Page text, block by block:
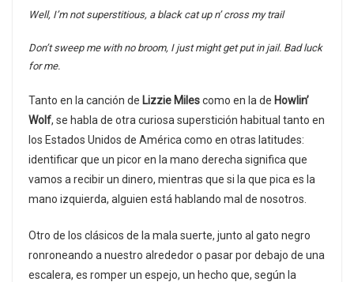
Well, I’m not superstitious, a black cat up n’ cross my trail
Don’t sweep me with no broom, I just might get put in jail. Bad luck
for me.
Tanto en la canción de Lizzie Milescomo en la de Howlin’
Wolf, se habla de otra curiosa superstición habitual tanto en
los Estados Unidos de América como en otras latitudes:
identificar que un picor en la mano derecha significa que
vamos a recibir un dinero, mientras que si la que pica es la
mano izquierda, alguien está hablando mal de nosotros.
Otro de los clásicos de la mala suerte, junto al gato negro
ronroneando a nuestro alrededor o pasar por debajo de una
escalera, es romper un espejo, un hecho que, según la